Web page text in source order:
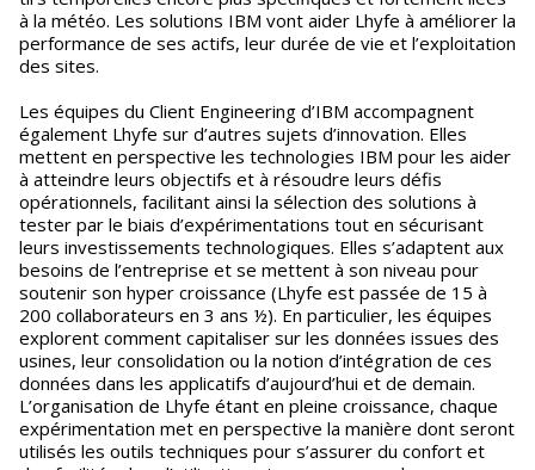
à la météo. Les solutions IBM vont aider Lhyfe à améliorer la
performance de ses actifs, leur durée de vie et l’exploitation
des sites.
Les équipes du Client Engineering d’IBM accompagnent
également Lhyfe sur d’autres sujets d’innovation. Elles
mettent en perspective les technologies IBM pour les aider
à atteindre leurs objectifs et à résoudre leurs défis
opérationnels, facilitant ainsi la sélection des solutions à
tester par le biais d’expérimentations tout en sécurisant
leurs investissements technologiques. Elles s’adaptent aux
besoins de l’entreprise et se mettent à son niveau pour
soutenir son hyper croissance (Lhyfe est passée de 15 à
200 collaborateurs en 3 ans ½). En particulier, les équipes
explorent comment capitaliser sur les données issues des
usines, leur consolidation ou la notion d’intégration de ces
données dans les applicatifs d’aujourd’hui et de demain.
L’organisation de Lhyfe étant en pleine croissance, chaque
expérimentation met en perspective la manière dont seront
utilisés les outils techniques pour s’assurer du confort et